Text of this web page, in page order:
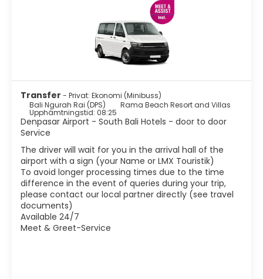
eller en klänning genom att pruta med lokalbefolkningen;
Stranden är mycket lämplig för surfing och det bästa att
se den, eftersom den är full av surfare vid alla timmar!;
Och solnedgången är en händelse som du inte kan missa.
De lokala flockas till stranden i grupper, många av dem vill
ta foton med dig, spela fotboll eller helt enkelt bada; Och
lokal bar. Det finns vackra solnedgångar som är ofarliga.
Naturligtvis är lokalbefolkningens liv kortare än i andra
delar av ön, eller åtminstone inte så integrerat, så glöm
att hitta en trevlig marknad eller ett tempel i varje hörn.
Transfer - Privat: Ekonomi (Minibuss)
Bali Ngurah Rai (DPS)
Rama Beach Resort and Villas
Upphämtningstid: 08:25
Denpasar Airport - South Bali Hotels - door to door
Service
The driver will wait for you in the arrival hall of the
airport with a sign (your Name or LMX Touristik)
To avoid longer processing times due to the time
difference in the event of queries during your trip,
please contact our local partner directly (see travel
documents)
Available 24/7
Meet & Greet-Service